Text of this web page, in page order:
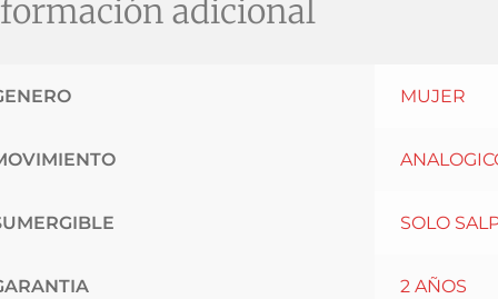
adicional
MUJER
SOLO
2 AÑOS